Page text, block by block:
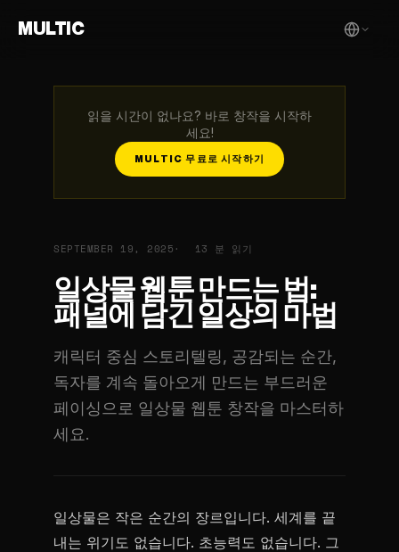
MULTIC
읽을 시간이 없나요? 바로 창작을 시작하
세요!
MULTIC 무료로 시작하기
SEPTEMBER 19, 2025 13 분 읽기
일상물 웹툰 만드는 법:
패널에 담긴 일상의 마법
캐릭터 중심 스토리텔링, 공감되는 순간,
독자를 계속 돌아오게 만드는 부드러운
페이싱으로 일상물 웹툰 창작을 마스터하
세요.
일상물은 작은 순간의 장르입니다. 세계를 끝
내는 위기도 없습니다. 초능력도 없습니다. 그